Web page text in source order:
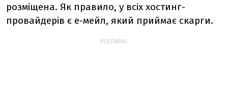
розміщена. Як правило, у всіх хостинг-
провайдерів є е-мейл, який приймає скарги.
РЕКЛАМА: